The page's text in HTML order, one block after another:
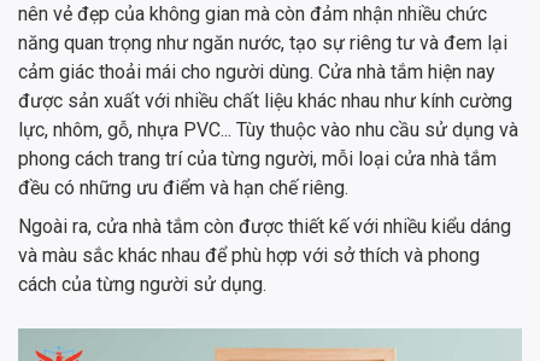
nên vẻ đẹp của không gian mà còn đảm nhận nhiều chức
năng quan trọng như ngăn nước, tạo sự riêng tư và đem lại
cảm giác thoải mái cho người dùng. Cửa nhà tắm hiện nay
được sản xuất với nhiều chất liệu khác nhau như kính cường
lực, nhôm, gỗ, nhựa PVC... Tùy thuộc vào nhu cầu sử dụng và
phong cách trang trí của từng người, mỗi loại cửa nhà tắm
đều có những ưu điểm và hạn chế riêng.
Ngoài ra, cửa nhà tắm còn được thiết kế với nhiều kiểu dáng
và màu sắc khác nhau để phù hợp với sở thích và phong
cách của từng người sử dụng.